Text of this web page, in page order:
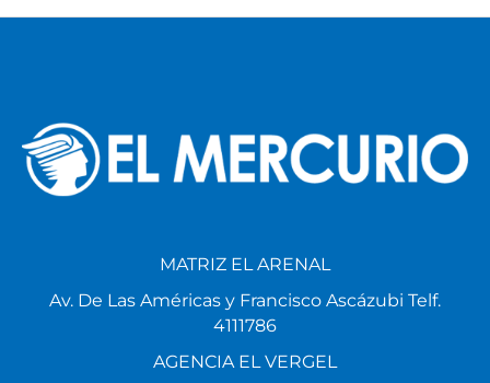
MATRIZ EL ARENAL
Av. De Las Américas y Francisco Ascázubi Telf.
4111786
AGENCIA EL VERGEL